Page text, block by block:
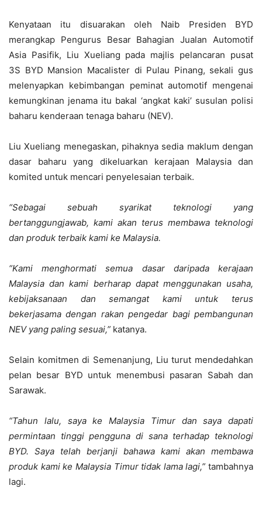
Kenyataan itu disuarakan oleh Naib Presiden BYD
merangkap Pengurus Besar Bahagian Jualan Automotif
Asia Pasifik, Liu Xueliang pada majlis pelancaran pusat
3S BYD Mansion Macalisterdi Pulau Pinang, sekali gus
melenyapkan kebimbangan peminat automotif mengenai
kemungkinan jenama itu bakal ‘angkat kaki’ susulan polisi
baharu kenderaan tenaga baharu (NEV).
Liu Xueliang menegaskan, pihaknya sedia maklum dengan
dasar baharu yang dikeluarkan kerajaan Malaysia dan
komited untuk mencari penyelesaian terbaik.
“Sebagai sebuah syarikat teknologi yang
bertanggungjawab, kami akan terus membawa teknologi
dan produk terbaik kami ke Malaysia.
“Kami menghormati semua dasar daripada kerajaan
Malaysia dan kami berharap dapat menggunakan usaha,
kebijaksanaan dan semangat kami untuk terus
bekerjasama dengan rakan pengedar bagi pembangunan
NEV yang paling sesuai,” katanya.
Selain komitmen di Semenanjung, Liu turut mendedahkan
pelan besar BYD untuk menembusi pasaran Sabah dan
Sarawak.
“Tahun lalu, saya ke Malaysia Timur dan saya dapati
permintaan tinggi pengguna di sana terhadap teknologi
BYD. Saya telah berjanji bahawa kami akan membawa
produk kami ke Malaysia Timur tidak lama lagi,” tambahnya
lagi.